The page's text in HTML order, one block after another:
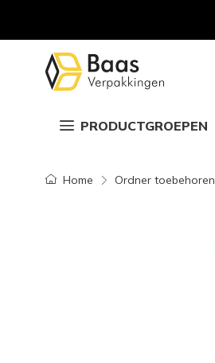
PRODUCTGROEPEN
Home Ordner toebehoren